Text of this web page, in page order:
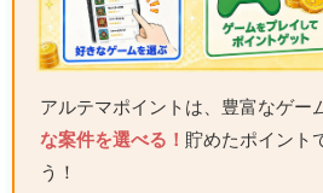
アルテマポイントは、豊富なゲー
な案件を選べる！ 貯めたポイント
う！